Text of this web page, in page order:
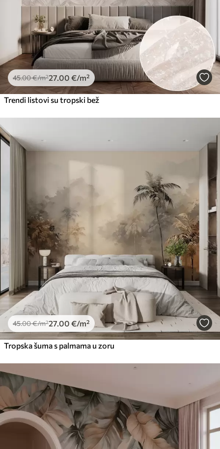
45.00€/m²27 .00 €/m²
Trendi listovi su tropski bež
45.00€/m²27 .00 €/m²
Tropska šuma s palmama u zoru